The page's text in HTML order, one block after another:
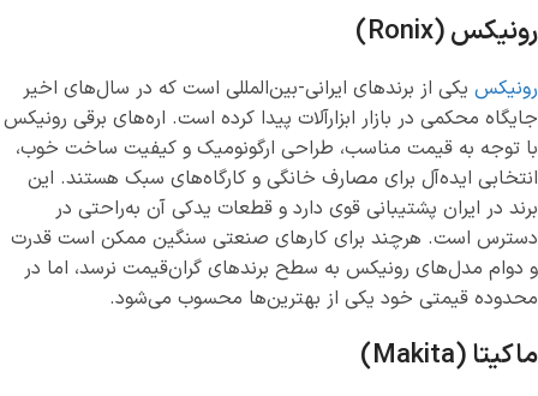
رونیکس (Ronix)
رونیکس یکی از برندهای ایرانی-بین‌المللی است که در سال‌های اخیر
جایگاه محکمی در بازار ابزارآلات پیدا کرده است. اره‌های برقی رونیکس
با توجه به قیمت مناسب، طراحی ارگونومیک و کیفیت ساخت خوب،
انتخابی ایده‌آل برای مصارف خانگی و کارگاه‌های سبک هستند. این
برند در ایران پشتیبانی قوی دارد و قطعات یدکی آن به‌راحتی در
دسترس است. هرچند برای کارهای صنعتی سنگین ممکن است قدرت
و دوام مدل‌های رونیکس به سطح برندهای گران‌قیمت نرسد، اما در
محدوده قیمتی خود یکی از بهترین‌ها محسوب می‌شود.
ماکیتا (Makita)